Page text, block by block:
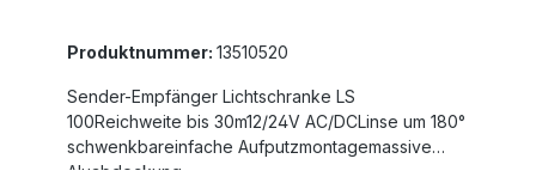
Produktnummer: 13510520
Sender-Empfänger Lichtschranke LS
100Reichweite bis 30m12/24V AC/DCLinse um 180°
schwenkbareinfache Aufputzmontagemassive
Aluabdeckung